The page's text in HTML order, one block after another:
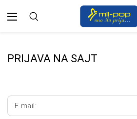
PRIJAVA NA SAJT
E-mail: